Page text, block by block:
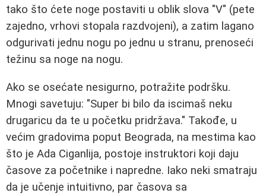
tako što ćete noge postaviti u oblik slova "V" (pete
zajedno, vrhovi stopala razdvojeni), a zatim lagano
odgurivati jednu nogu po jednu u stranu, prenoseći
težinu sa noge na nogu.
Ako se osećate nesigurno, potražite podršku.
Mnogi savetuju: "Super bi bilo da iscimaš neku
drugaricu da te u početku pridržava." Takođe, u
većim gradovima poput Beograda, na mestima kao
što je Ada Ciganlija, postoje instruktori koji daju
časove za početnike i napredne. Iako neki smatraju
da je učenje intuitivno, par časova sa